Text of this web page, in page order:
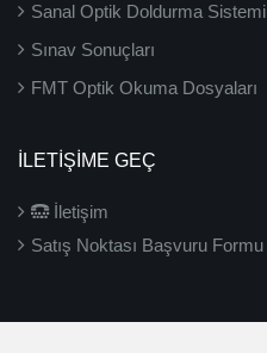
Sanal Optik Doldurma Sistemi
Sınav Sonuçları
FMT Optik Okuma Dosyaları
İLETIŞIME GEÇ
İletişim
Satış Noktası Başvuru Formu